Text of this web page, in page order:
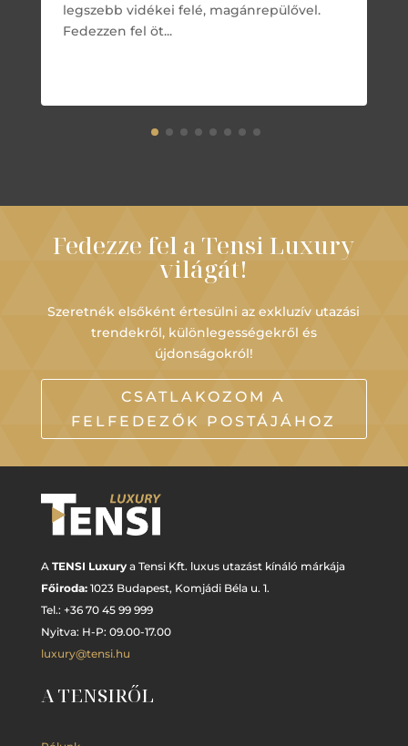
legszebb vidékei felé, magánrepülővel.
Fedezzen fel öt...
Fedezze fel a Tensi Luxury
világát!
Szeretnék elsőként értesülni az exkluzív utazási
trendekről, különlegességekről és
újdonságokról!
CSATLAKOZOM A
FELFEDEZŐK POSTÁJÁHOZ
A TENSI Luxurya Tensi Kft. luxus utazást kínáló márkája
Főiroda: 1023 Budapest, Komjádi Béla u. 1.
Tel.: +36 70 45 99 999
Nyitva: H-P: 09.00-17.00
luxury@tensi.hu
A TENSIRŐL